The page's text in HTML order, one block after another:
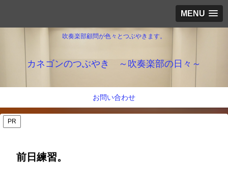
MENU
吹奏楽部顧問が色々とつぶやきます。
カネゴンのつぶやき ～吹奏楽部の日々～
お問い合わせ
PR
前日練習。